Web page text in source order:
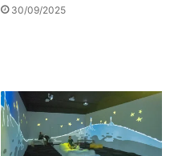
30/09/2025